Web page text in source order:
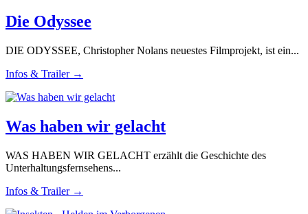
Die Odyssee
DIE ODYSSEE, Christopher Nolans neuestes Filmprojekt, ist ein...
Infos & Trailer →
Was haben wir gelacht
WAS HABEN WIR GELACHT erzählt die Geschichte des
Unterhaltungsfernsehens...
Infos & Trailer →